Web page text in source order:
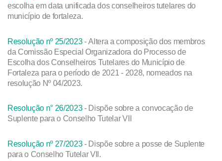
escolha em data unificada dos conselheiros tutelares do
município de fortaleza.
Resolução nº 25/2023- Altera a composição dos membros
da Comissão Especial Organizadora do Processo de
Escolha dos Conselheiros Tutelares do Município de
Fortaleza para o período de 2021 - 2028, nomeados na
resolução Nº 04/2023.
Resolução n° 26/2023- Dispõe sobre a convocação de
Suplente para o Conselho Tutelar VII
Resolução nº 27/2023- Dispõe sobre a posse de Suplente
para o Conselho Tutelar Vll.